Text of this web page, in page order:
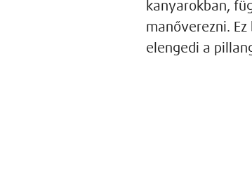
kanyarokban,
manőverezni.
elengedi a